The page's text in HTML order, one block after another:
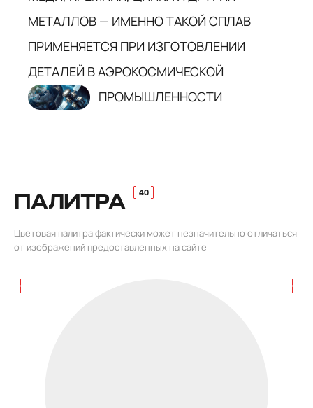
МЕТАЛЛОВ — ИМЕННО ТАКОЙ СПЛАВ
ПРИМЕНЯЕТСЯ ПРИ ИЗГОТОВЛЕНИИ
ДЕТАЛЕЙ В АЭРОКОСМИЧЕСКОЙ
ПРОМЫШЛЕННОСТИ
ПАЛИТРА
Цветовая палитра фактически может незначительно отличаться
от изображений предоставленных на сайте